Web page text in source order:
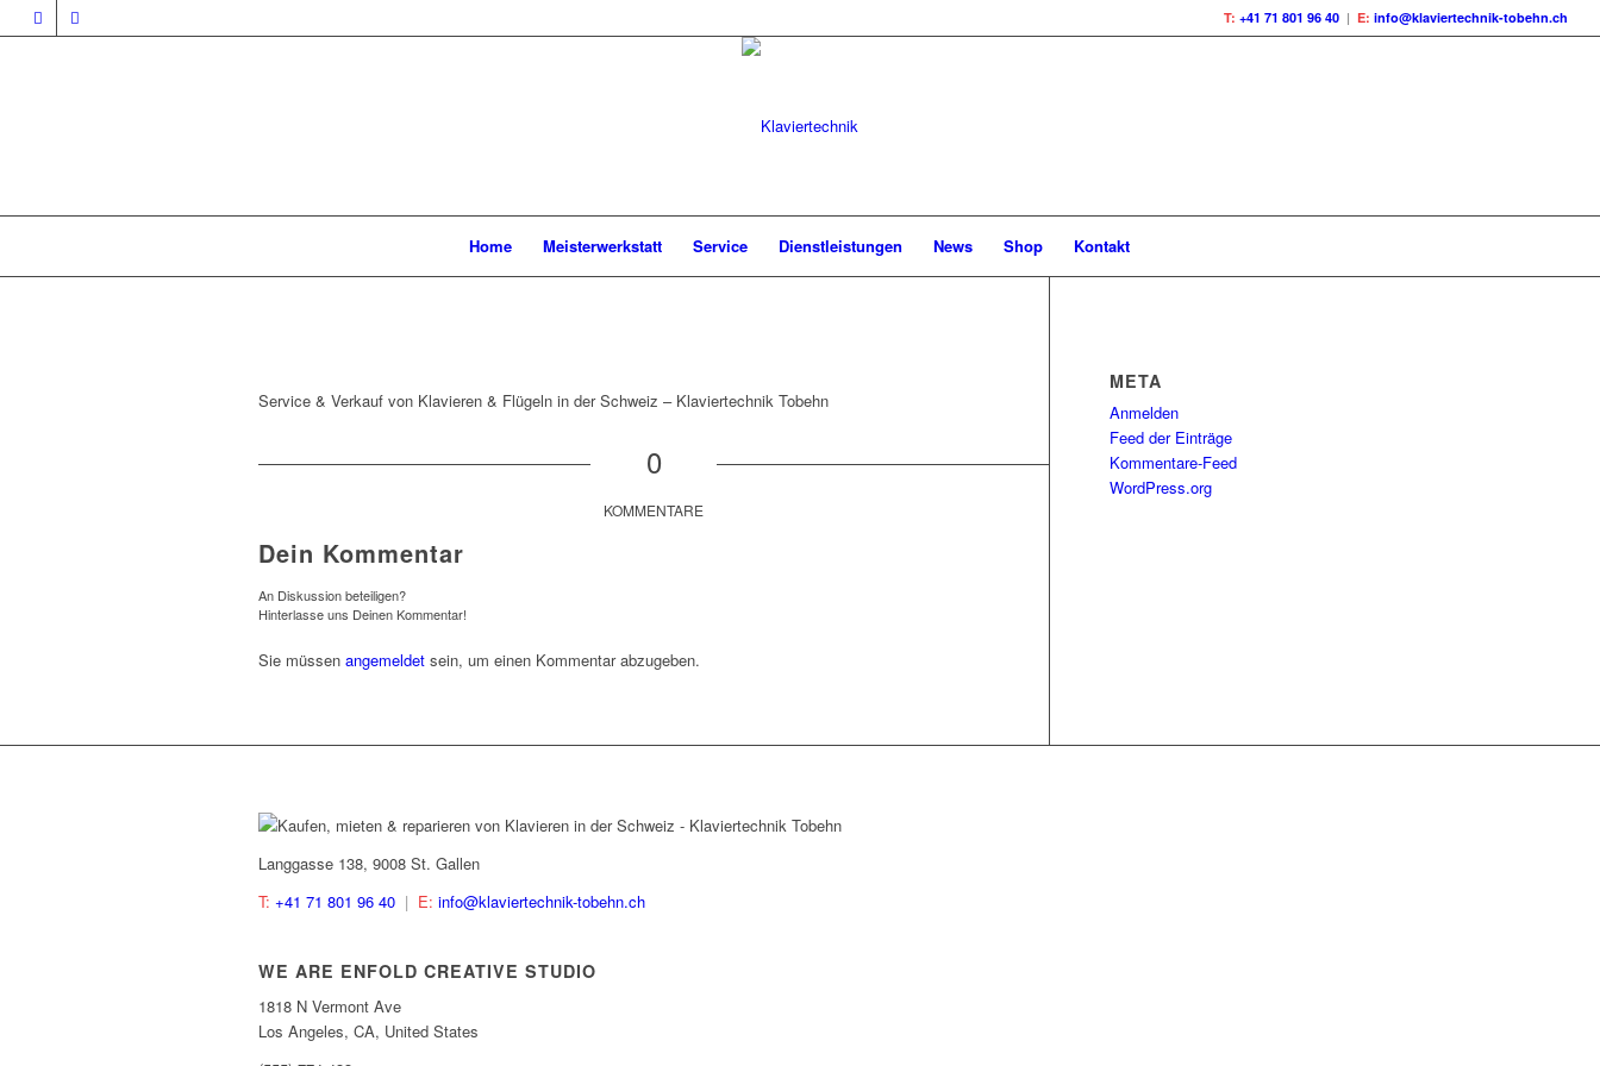
T: +41 71 801 96 40 | E: info@klaviertechnik-tobehn.ch
Home Meisterwerkstatt Service Dienstleistungen News Shop Kontakt
Service & Verkauf von Klavieren & Flügeln in der Schweiz – Klaviertechnik Tobehn
0
KOMMENTARE
Dein Kommentar
An Diskussion beteiligen?
Hinterlasse uns Deinen Kommentar!
Sie müssen angemeldet sein, um einen Kommentar abzugeben.
META
Anmelden
Feed der Einträge
Kommentare-Feed
WordPress.org
Langgasse 138, 9008 St. Gallen
T: +41 71 801 96 40 | E: info@klaviertechnik-tobehn.ch
WE ARE ENFOLD CREATIVE STUDIO
1818 N Vermont Ave
Los Angeles, CA, United States